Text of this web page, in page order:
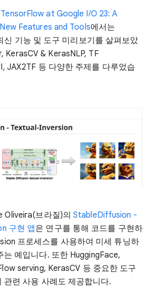
TensorFlow at Google I/O 23: A
Features and Tools에서는
신 기능 및 도구 미리보기를 살펴보았
KerasCV & KerasNLP, TF
JAX2TF 등 다양한 주제를 다루었습
Oliveira(브라질)의StableDiffusion -
구현 앱은 연구를 통해 코드를 구현하
프로세스를 사용하여 미세 튜닝하
는 예입니다. 또한 HuggingFace,
serving, KerasCV 등 중요한 도구
관련 사용 사례도 제공합니다.